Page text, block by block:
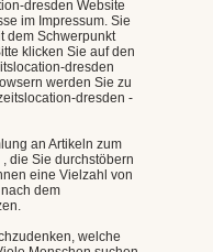
dresden Website
im Impressum. Sie
dem Schwerpunkt
klicken Sie auf den
dresden
werden Sie zu
dresden -
an Artikeln zum
die Sie durchstöbern
eine Vielzahl von
dem
welche